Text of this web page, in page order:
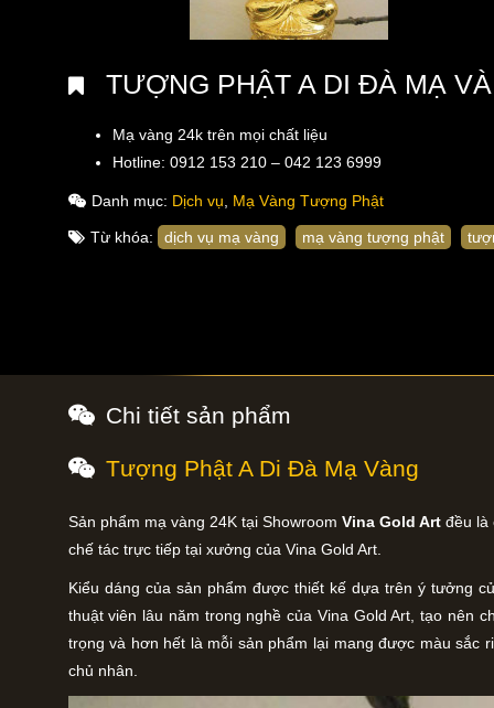
TƯỢNG PHẬT A DI ĐÀ MẠ
Mạ vàng 24k trên mọi chất liệu
Hotline: 0912 153 210 – 042 123 6999
Danh mục: Dịch vụ Mạ Vàng Tượng Phật
Từ khóa: dịch vụ mạ vàng mạ vàng tượng phật
Chi tiết sản phẩm
Tượng Phật A Di Đà Mạ Vàng
Sản phẩm mạ vàng 24K tại ShowroomVina Gold Artđều là
chế tác trực tiếp tại xưởng của Vina Gold Art.
Kiểu dáng của sản phẩm được thiết kế dựa trên ý tưởng
thuật viên lâu năm trong nghề của Vina Gold Art, tạo nên
trọng và hơn hết là mỗi sản phẩm lại mang được màu sắc
chủ nhân.